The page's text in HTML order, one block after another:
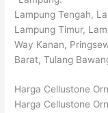
Lampung Tengah,
Lampung Timur,
Way Kanan,
Barat, Tulang
Harga Cellustone
Harga Cellustone